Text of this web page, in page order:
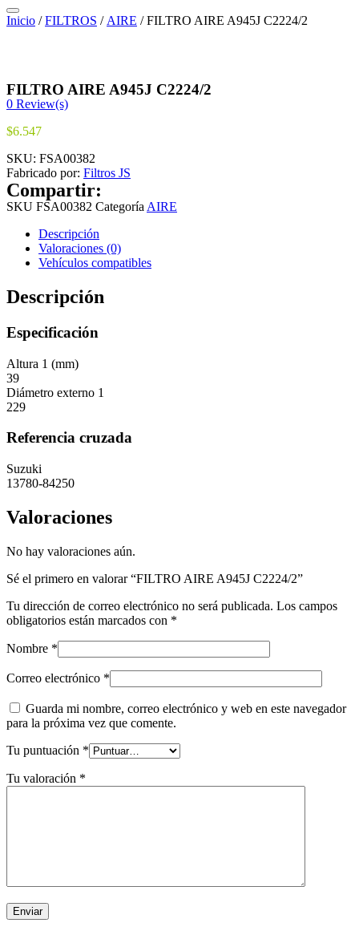
Inicio /FILTROS / AIRE / FILTRO AIRE A945J C2224/2
FILTRO AIRE A945J C2224/2
0 Review(s)
$6.547
SKU: FSA00382
Fabricado por: Filtros JS
Compartir:
SKU FSA00382 Categoría AIRE
Descripción
Valoraciones (0)
Vehículos compatibles
Descripción
Especificación
Altura 1 (mm)
39
Diámetro externo 1
229
Referencia cruzada
Suzuki
13780-84250
Valoraciones
No hay valoraciones aún.
Sé el primero en valorar “FILTRO AIRE A945J C2224/2”
Tu dirección de correo electrónico no será publicada. Los campos
obligatorios están marcados con *
Nombre *
Correo electrónico *
Guarda mi nombre, correo electrónico y web en este navegador
para la próxima vez que comente.
Tu puntuación *
Tu valoración *